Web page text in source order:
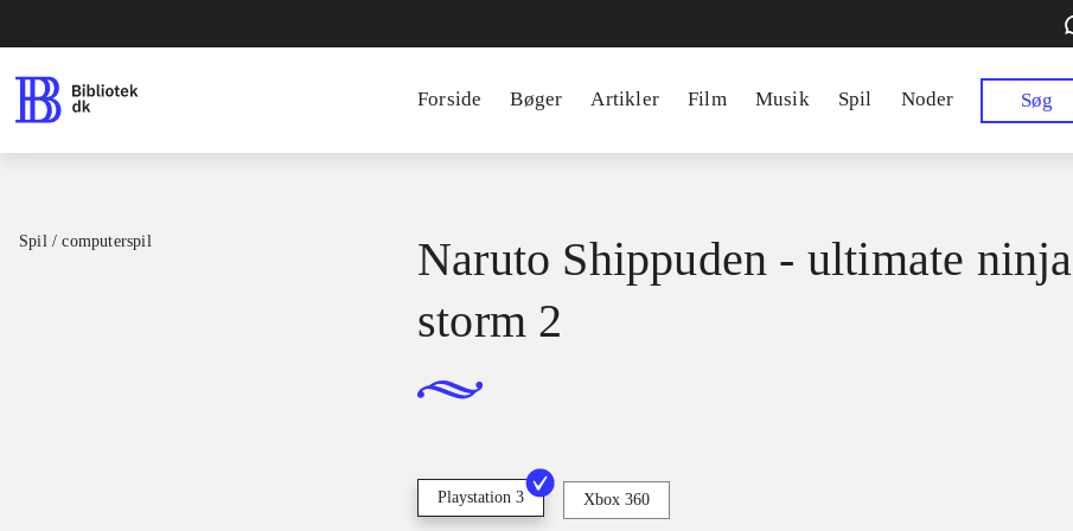
Forside Bøger Artikler Film Musik Spil Noder Søg
Spil / computerspil
Naruto Shippuden - ultimate ninja
storm 2
Playstation 3 Xbox 360